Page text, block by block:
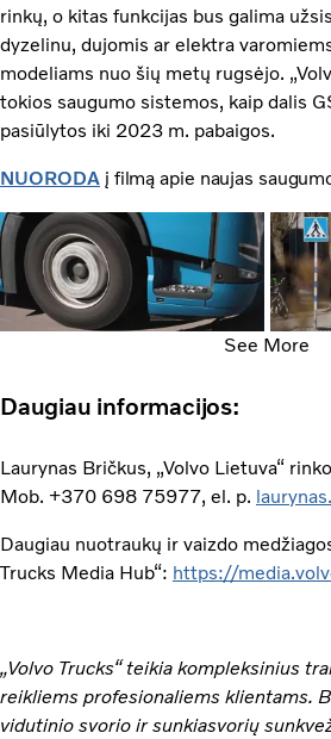
rinkų, o kitas funkcijas bus galima
dyzelinu, dujomis ar elektra
modeliams nuo šių metų rugsėjo.
tokios saugumo sistemos, kaip dalis
pasiūlytos iki 2023 m. pabaigos.
NUORODA į filmą apie naujas
See More
Daugiau informacijos:
Laurynas Bričkus, „Volvo Lietuva“
Mob. +370 698 75977, el. p.
Daugiau nuotraukų ir vaizdo
Trucks Media Hub“: https://
„Volvo Trucks“ teikia kompleksinius
reikliems profesionaliems klientams.
vidutinio svorio ir sunkiasvorių